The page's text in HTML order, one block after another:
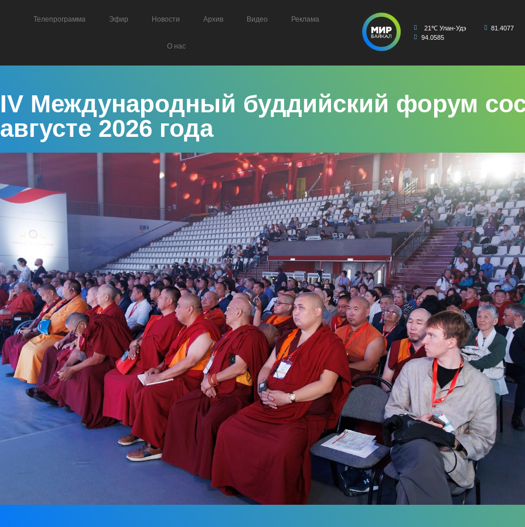
Телепрограмма Эфир Новости Архив Видео Реклама
О нас
21℃ Улан-Удэ
81.4077
94.0585
IV Международный буддийский форум
августе 2026 года